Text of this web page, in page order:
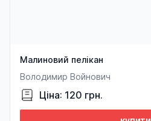
Малиновий пелікан
Володимир Войнович
Ціна: 120 грн.